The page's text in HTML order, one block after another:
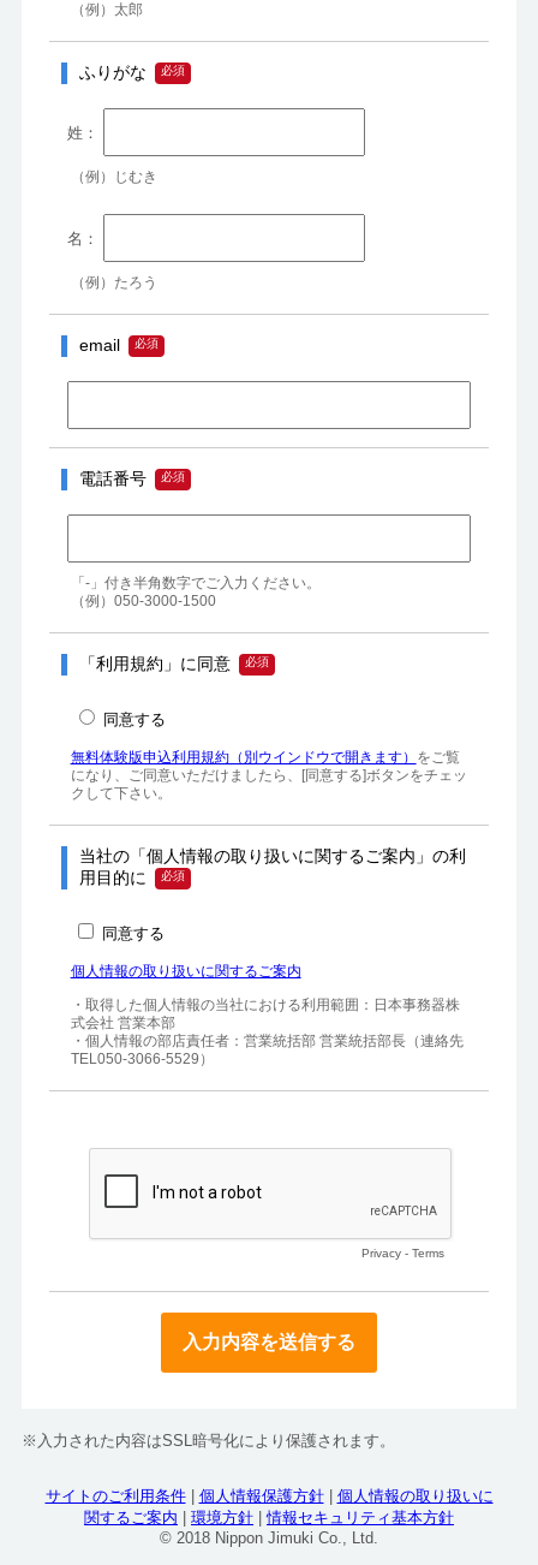
（例）太郎
ふりがな
（例）じむき
（例）たろう
email
電話番号
「-」付き半角数字でご入力ください。
（例）050-3000-1500
「利用規約」に同意
同意する
無料体験版申込利用規約（別ウインドウで開きます）
をご覧
になり、ご同意いただけましたら、[同意する]ボタンをチェッ
クして下さい。
当社の「個人情報の取り扱いに関するご案内」の利
用目的に
同意する
個人情報の取り扱いに関するご案内
・取得した個人情報の当社における利用範囲：日本事務器株
式会社 営業本部
・個人情報の部店責任者：営業統括部 営業統括部長（連絡先
TEL050-3066-5529）
Privacy- Terms
※入力された内容はSSL暗号化により保護されます。
サイトのご利用条件| 個人情報保護方針| 個人情報の取り扱いに
関するご案内
環境方針 |情報セキュリティ基本方針
© 2018 Nippon Jimuki Co., Ltd.